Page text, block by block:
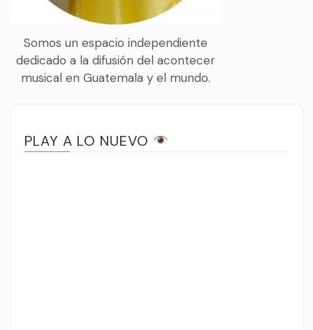
Somos un espacio independiente
dedicado a la difusión del acontecer
musical en Guatemala y el mundo.
PLAY A LO NUEVO